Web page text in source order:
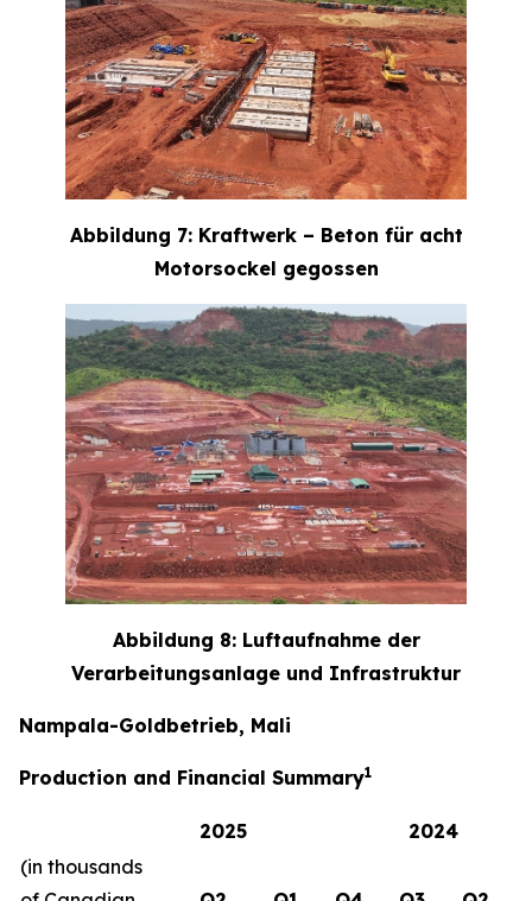
Abbildung 7: Kraftwerk – Beton für acht
Motorsockel gegossen
Abbildung 8: Luftaufnahme der
Verarbeitungsanlage und Infrastruktur
Nampala-Goldbetrieb, Mali
Production and Financial Summary1
2025
2024
(in thousands